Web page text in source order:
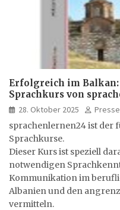
Erfolgreich im
Sprachkurs von
28. Oktober 2025
Presse
sprachenlernen24 ist der
Sprachkurse.
Dieser Kurs ist speziell
notwendigen
Kommunikation im
Albanien und den
vermitteln.